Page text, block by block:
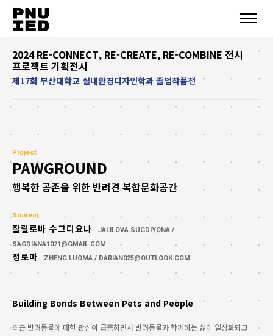
2024 RE-CONNECT, RE-CREATE, RE-COMBINE 전시
프로젝트 기획전시
제17회 부산대학교 실내환경디자인학과 졸업작품전
Project
PAWGROUND
행복한 공존을 위한 반려견 복합문화공간
Student
잘릴로바 수그디요나
JALILOVA SUGDIYONA /
SAGDIANA1021@GMAIL.COM
정로마 ZHENG LUOMA / DARIAN025@OUTLOOK.COM
Building Bonds Between Pets and People
최근 반려동물에 대한 관심이 급증하면서 반려동물과 함께하는 삶이 일상화되고